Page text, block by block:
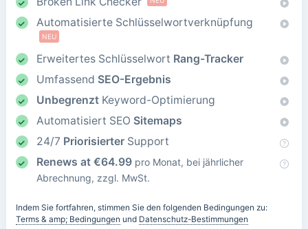
Automatisierte Schlüsselwortverknüpfung
NEU
Erweitertes Schlüsselwort Rang-Tracker
Umfassend SEO-Ergebnis
UnbegrenztKeyword-Optimierung
Automatisiert SEO Sitemaps
24/7 PriorisierterSupport
Renews at €64.99 pro Monat, bei jährlicher
Abrechnung, zzgl. MwSt.
Indem Sie fortfahren, stimmen Sie den folgenden Bedingungen zu:
Terms & amp; Bedingungen und Datenschutz-Bestimmungen